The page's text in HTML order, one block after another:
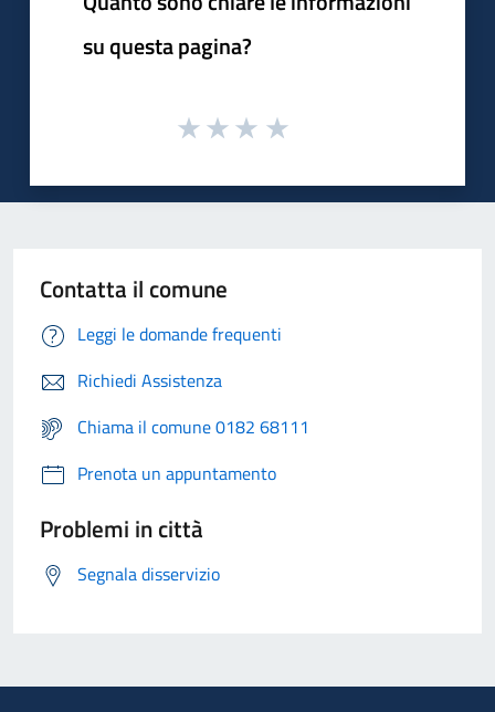
su questa pagina?
Contatta il comune
Leggi le domande frequenti
Richiedi Assistenza
Chiama il comune 0182 68111
Prenota un appuntamento
Problemi in città
Segnala disservizio